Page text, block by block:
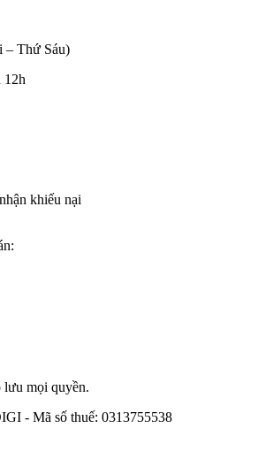
– Thứ Sáu)
12h
khiếu nại
mọi quyền.
- Mã số thuế: 0313755538